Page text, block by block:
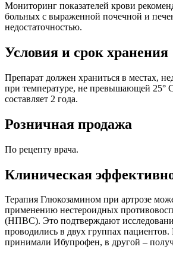
Мониторинг показателей крови
больных с выраженной почечной и
недостаточностью.
Условия и срок хранения
Препарат должен храниться в местах,
при температуре, не превышающей 25°
составляет 2 года.
Розничная продажа
По рецепту врача.
Клиническая
Терапия Глюкозамином при артрозе
применению нестероидных
(НПВС). Это подтверждают
проводились в двух группах
принимали Ибупрофен, в другой –